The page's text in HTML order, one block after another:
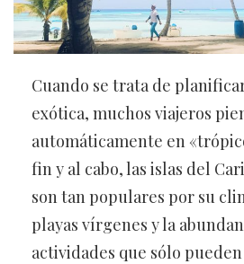
Cuando se trata de
exótica, muchos viajeros
automáticamente en
fin y al cabo, las islas del
son tan populares por su
playas vírgenes y la
actividades que sólo